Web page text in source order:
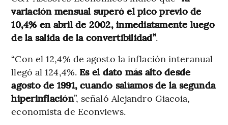
variación mensual superó el pico previo de
10,4% en abril de 2002, inmediatamente luego
de la salida de la convertibilidad”.
“Con el 12,4% de agosto la inflación interanual
llegó al 124,4%. Es el dato más alto desde
agosto de 1991, cuando salíamos de la segunda
hiperinflación”, señaló Alejandro Giacoia,
economista de Econviews.